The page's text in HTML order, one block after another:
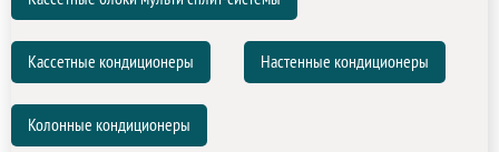
Кассетные кондиционеры Настенные кондиционеры
Колонные кондиционеры